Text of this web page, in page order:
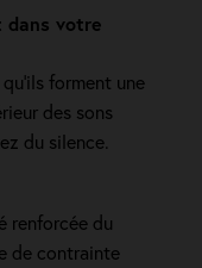
dans votre
forment une
des sons
du silence.
renforcée du
de contrainte